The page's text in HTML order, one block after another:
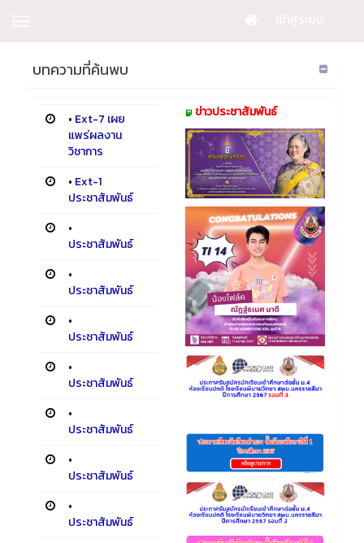
บทความที่ค้นพบ
• Ext-7 เผย
แพร่ผลงาน
วิชาการ
• Ext-1
ประชาสัมพันธ์
•
ประชาสัมพันธ์
•
ประชาสัมพันธ์
•
ประชาสัมพันธ์
•
ประชาสัมพันธ์
•
ประชาสัมพันธ์
•
ประชาสัมพันธ์
•
ประชาสัมพันธ์
ข่าวประชาสัมพันธ์